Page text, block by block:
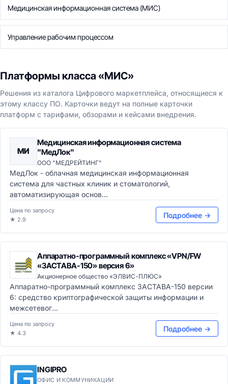
Медицинская информационная система (МИС)
Управление рабочим процессом
Платформы класса «МИС»
Решения из каталога Цифрового маркетплейса, относящиеся к
этому классу ПО. Карточки ведут на полные карточки
платформ с тарифами, обзорами и кейсами внедрения.
МИ
Медицинская информационная система
"МедЛок"
ООО "МЕДРЕЙТИНГ"
МедЛок - облачная медицинская информационная
система для частных клиник и стоматологий,
автоматизирующая основ...
Цена по запросу
★ 2.9
Подробнее →
Аппаратно-программный комплекс «VPN/FW
«ЗАСТАВА-150» версия 6»
Акционерное общество «ЭЛВИС-ПЛЮС»
Аппаратно-программный комплекс ЗАСТАВА-150 версии
6: средство криптографической защиты информации и
межсетевог...
Цена по запросу
★ 4.3
Подробнее →
INGIPRO
ОФИС И КОММУНИКАЦИИ